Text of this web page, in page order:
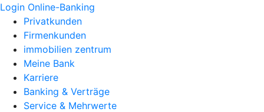
Login Online-Banking
Privatkunden
Firmenkunden
immobilien zentrum
Meine Bank
Karriere
Banking & Verträge
Service & Mehrwerte